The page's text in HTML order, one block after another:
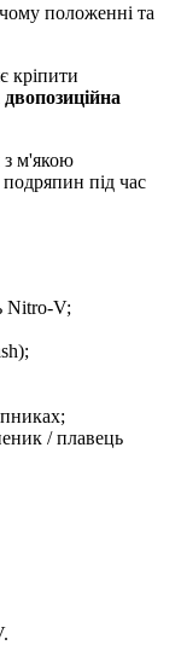
положенні та
кріпити
з м'якою
під час
Nitro-V;
/ плавець